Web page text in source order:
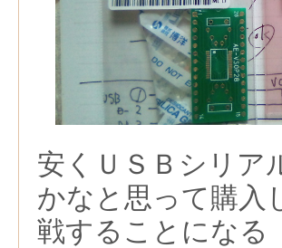
安くＵＳＢシリア
かなと思って購入
戦することになる